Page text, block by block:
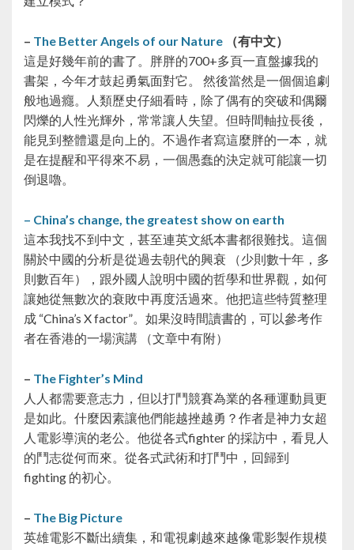
– The Better Angels of our Nature （有中文）
這是好幾年前的書了。胖胖的700+多頁一直盤據我的
書架，今年才鼓起勇氣面對它。 然後當然是一個個追劇
般地過癮。人類歷史仔細看時，除了偶有的突破和偶爾
閃爍的人性光輝外，常常讓人失望。但時間軸拉長後，
能見到整體還是向上的。不過作者寫這麼胖的一本，就
是在提醒和平得來不易，一個愚蠢的決定就可能讓一切
倒退嚕。
– China’s change, the greatest show on earth
這本我找不到中文，甚至連英文紙本書都很難找。這個
關於中國的分析是從過去朝代的興衰 （少則數十年，多
則數百年），跟外國人說明中國的哲學和世界觀，如何
讓她從無數次的衰敗中再度活過來。他把這些特質整理
成 “China’s X factor”。如果沒時間讀書的，可以參考作
者在香港的一場演講 （文章中有附）
– The Fighter’s Mind
人人都需要意志力，但以打鬥競賽為業的各種運動員更
是如此。什麼因素讓他們能越挫越勇？作者是神力女超
人電影導演的老公。他從各式fighter 的採訪中，看見人
的鬥志從何而來。從各式武術和打鬥中，回歸到
fighting 的初心。
– The Big Picture
英雄電影不斷出續集，和電視劇越來越像電影製作規模